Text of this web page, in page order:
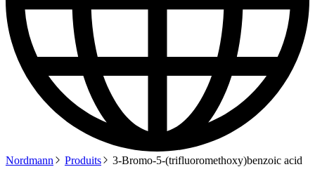
Nordmann Produits 3-Bromo-5-(trifluoromethoxy)benzoic acid